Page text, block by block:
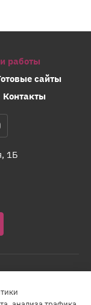
работы
сайты
Контакты
1Б